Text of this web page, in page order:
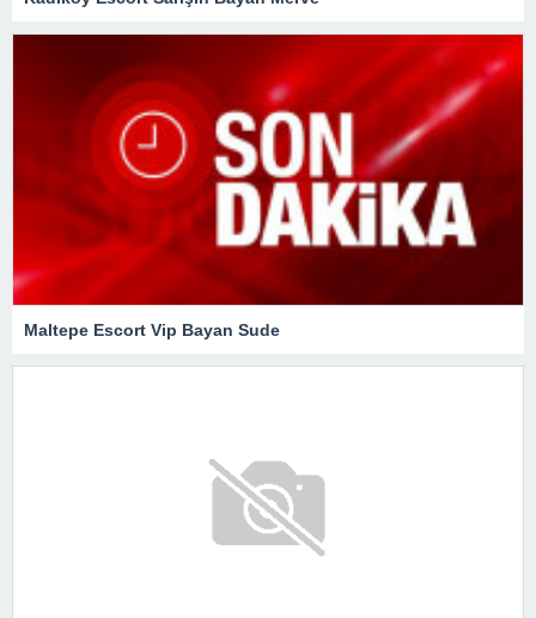
Maltepe Escort Vip Bayan Sude